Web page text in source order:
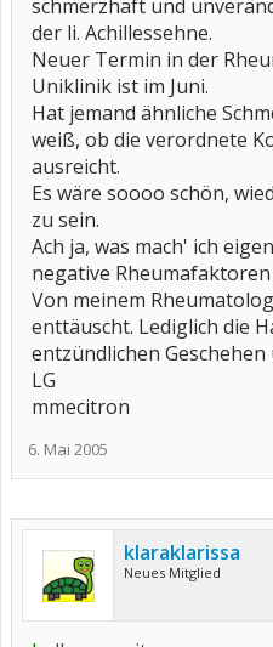
schmerzhaft und
der li. Achillessehne.
Neuer Termin in der
Uniklinik ist im Juni.
Hat jemand ähnliche
weiß, ob die verordnete
ausreicht.
Es wäre soooo schön,
zu sein.
Ach ja, was mach' ich
negative
Von meinem
enttäuscht. Lediglich die
entzündlichen
LG
mmecitron
6. Mai 2005
klaraklarissa
Neues Mitglied